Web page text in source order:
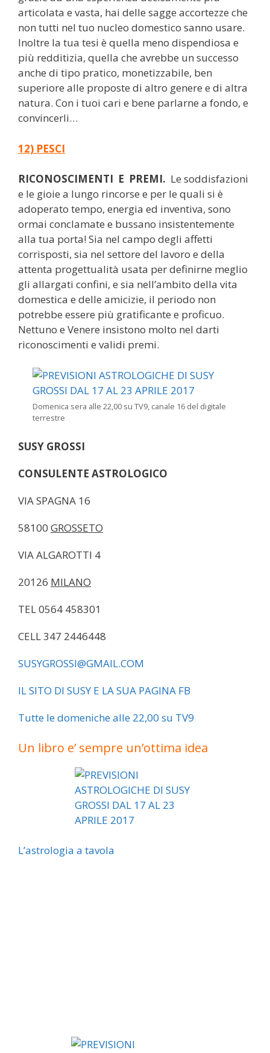
articolata e vasta, hai delle sagge accortezze che
non tutti nel tuo nucleo domestico sanno usare.
Inoltre la tua tesi è quella meno dispendiosa e
più redditizia, quella che avrebbe un successo
anche di tipo pratico, monetizzabile, ben
superiore alle proposte di altro genere e di altra
natura. Con i tuoi cari e bene parlarne a fondo, e
convincerli…
12) PESCI
RICONOSCIMENTI E PREMI. Le soddisfazioni
e le gioie a lungo rincorse e per le quali si è
adoperato tempo, energia ed inventiva, sono
ormai conclamate e bussano insistentemente
alla tua porta! Sia nel campo degli affetti
corrisposti, sia nel settore del lavoro e della
attenta progettualità usata per definirne meglio
gli allargati confini, e sia nell’ambito della vita
domestica e delle amicizie, il periodo non
potrebbe essere più gratificante e proficuo.
Nettuno e Venere insistono molto nel darti
riconoscimenti e validi premi.
Domenica sera alle 22,00 su TV9, canale 16 del digitale
terrestre
SUSY GROSSI
CONSULENTE ASTROLOGICO
VIA SPAGNA 16
58100 GROSSETO
VIA ALGAROTTI 4
20126 MILANO
TEL 0564 458301
CELL 347 2446448
SUSYGROSSI@GMAIL.COM
IL SITO DI SUSY E LA SUA PAGINA FB
Tutte le domeniche alle 22,00 su TV9
Un libro e’ sempre un’ottima idea
L’astrologia a tavola